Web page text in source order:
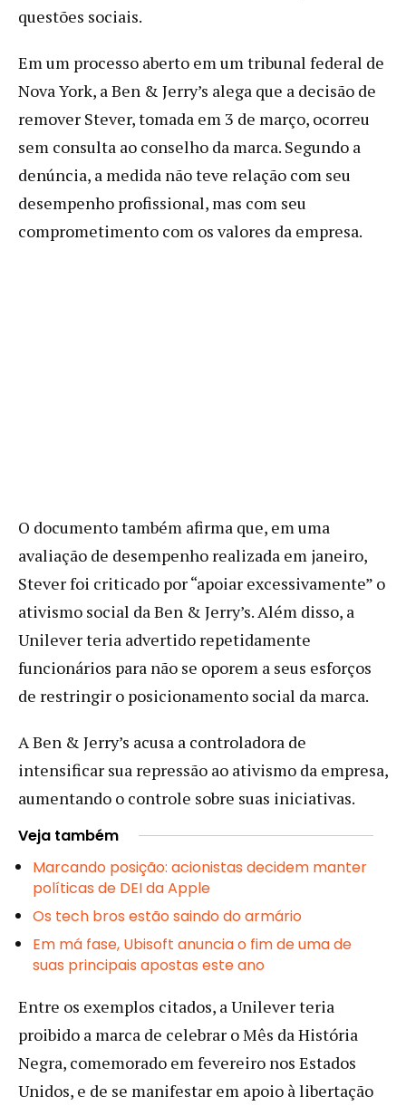
questões sociais.
Em um processo aberto em um tribunal federal de
Nova York, a Ben & Jerry’s alega que a decisão de
remover Stever, tomada em 3 de março, ocorreu
sem consulta ao conselho da marca. Segundo a
denúncia, a medida não teve relação com seu
desempenho profissional, mas com seu
comprometimento com os valores da empresa.
O documento também afirma que, em uma
avaliação de desempenho realizada em janeiro,
Stever foi criticado por “apoiar excessivamente” o
ativismo social da Ben & Jerry’s. Além disso, a
Unilever teria advertido repetidamente
funcionários para não se oporem a seus esforços
de restringir o posicionamento social da marca.
A Ben & Jerry’s acusa a controladora de
intensificar sua repressão ao ativismo da empresa,
aumentando o controle sobre suas iniciativas.
Veja também
Marcando posição: acionistas decidem manter
políticas de DEI da Apple
Os tech bros estão saindo do armário
Em má fase, Ubisoft anuncia o fim de uma de
suas principais apostas este ano
Entre os exemplos citados, a Unilever teria
proibido a marca de celebrar o Mês da História
Negra, comemorado em fevereiro nos Estados
Unidos, e de se manifestar em apoio à libertação